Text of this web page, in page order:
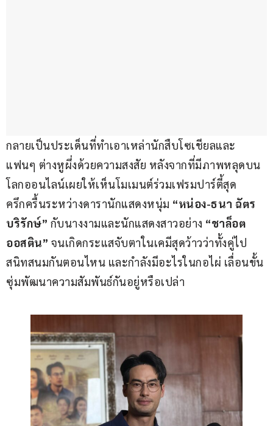
กลายเป็นประเด็นที่ทำเอาเหล่านักสืบโซเชียลและ
แฟนๆ ต่างหูผึ่งด้วยความสงสัย หลังจากที่มีภาพหลุดบน
โลกออนไลน์เผยให้เห็นโมเมนต์ร่วมเฟรมปาร์ตี้สุด
ครึกครื้นระหว่างดารานักแสดงหนุ่ม “หน่อง-ธนา ฉัตร
บริรักษ์” กับนางงามและนักแสดงสาวอย่าง “ชาล็อต
ออสติน” จนเกิดกระแสจับตาในเคมีสุดว้าวว่าทั้งคู่ไป
สนิทสนมกันตอนไหน และกำลังมีอะไรในกอไผ่ เลื่อนขั้น
ซุ่มพัฒนาความสัมพันธ์กันอยู่หรือเปล่า